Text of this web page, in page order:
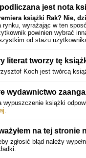
jest nota
książki Rak? Nie,
rynku, wyrażając w ten
powinien wybrać
od stażu
literat tworzy tę
Koch jest twórcą
wydawnictwo
wypuszczenie książki
.
na tej stronie
zgłosić błąd należy